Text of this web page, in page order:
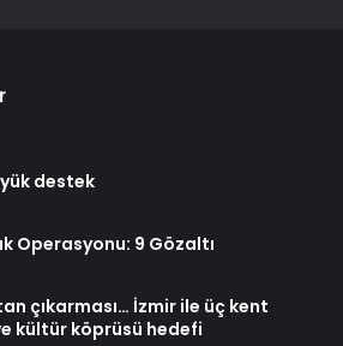
destek
Operasyonu: 9 Gözaltı
çıkarması… İzmir ile üç kent
kültür köprüsü hedefi